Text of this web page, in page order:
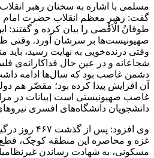
مسلمی با اشاره به سخنان رهبر
گفت: رهبر معظم انقلاب حضرت امام
طوفانُ الْاَقْصی را بیان کرده و گفتند:
صهیونیست‌ها بر سرشان آورد. وقتی
وقتی درنده‌خویی به نهایت رسید،
شجاعانه و در عین ‌حال فداکارانه‌ی
دشمن غاصب بود که سال‌ها ادامه
آن افزایش پیدا کرده بود؛ مقصّر هم
غاصب صهیونیستی است [بیانات در
دانشجویان دانشگاه‌های افسری
وی افزود: پس
غزه و محاصره این منطقه کوچک، قطع
مسکونی، به شهادت رساندن